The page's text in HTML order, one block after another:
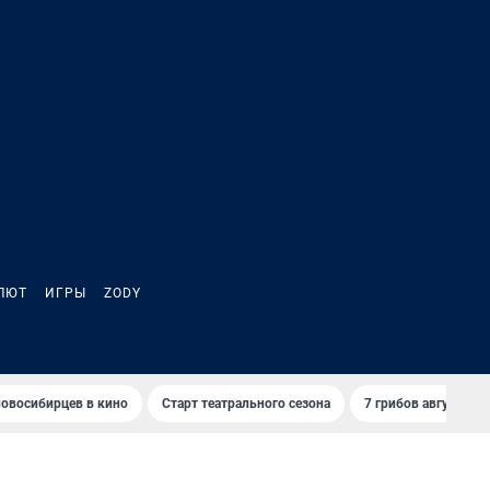
ИГРЫ ZODY
в кино Старт театрального сезона 7 грибов августа